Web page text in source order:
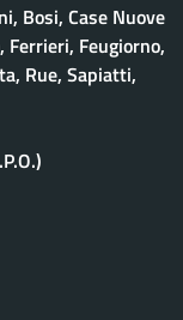
Bosi, Case Nuove
Feugiorno,
Rue, Sapiatti,